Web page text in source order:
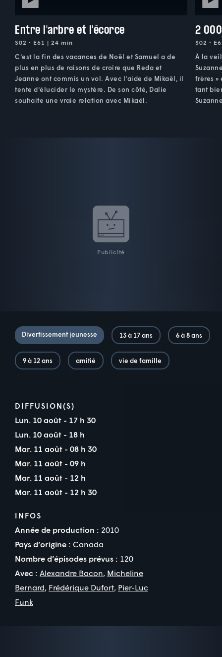
Entre l'arbre et l'écorce
S02 • E61 | 24 min
C'est la fin des vacances de Noël et Samuel a de
plus en plus de raisons de croire que Reda et
Jeanne ont commis un vol. Avec l'aide de Mikaël, il
tente d'élucider le mystère. De son côté, Dalie
souhaite une vraie relation avec Mikaël.
2
S02 •
À la
frères »
tant
Publicité
Divertissement jeunesse 13 à 17 ans 6 à 8 ans
9 à 12 ans amitié vie de famille
DIFFUSION(S)
Lun. 10 août - 17 h 30
Lun. 10 août - 18 h
Mar. 11 août - 08 h 30
Mar. 11 août - 09 h
Mar. 11 août - 12 h
Mar. 11 août - 12 h 30
INFOS
Année de production : 2010
Pays d’origine : Canada
Nombre d’épisodes prévus : 120
Avec : Alexandre Bacon, Micheline
Bernard, Frédérique Dufort, Pier-Luc
Funk